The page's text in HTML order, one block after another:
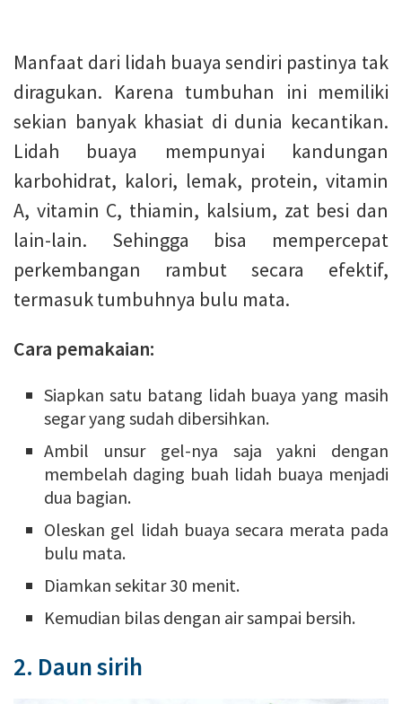
Manfaat dari lidah buaya sendiri pastinya tak
diragukan. Karena tumbuhan ini memiliki
sekian banyak khasiat di dunia kecantikan.
Lidah buaya mempunyai kandungan
karbohidrat, kalori, lemak, protein, vitamin
A, vitamin C, thiamin, kalsium, zat besi dan
lain-lain. Sehingga bisa mempercepat
perkembangan rambut secara efektif,
termasuk tumbuhnya bulu mata.
Cara pemakaian:
Siapkan satu batang lidah buaya yang masih
segar yang sudah dibersihkan.
Ambil unsur gel-nya saja yakni dengan
membelah daging buah lidah buaya menjadi
dua bagian.
Oleskan gel lidah buaya secara merata pada
bulu mata.
Diamkan sekitar 30 menit.
Kemudian bilas dengan air sampai bersih.
2. Daun sirih